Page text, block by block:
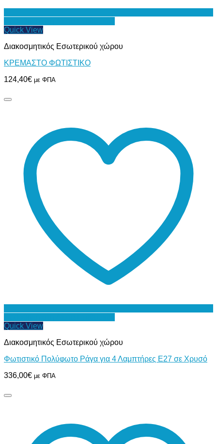
Quick View
Διακοσμητικός Εσωτερικού χώρου
ΚΡΕΜΑΣΤΟ ΦΩΤΙΣΤΙΚΟ
124,40€ με ΦΠΑ
Quick View
Διακοσμητικός Εσωτερικού χώρου
Φωτιστικό Πολύφωτο Ράγα για 4 Λαμπτήρες E27 σε Χρυσό
336,00€ με ΦΠΑ